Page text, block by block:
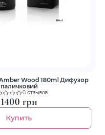
паличковий
0 отзывов
1400 грн
Купить